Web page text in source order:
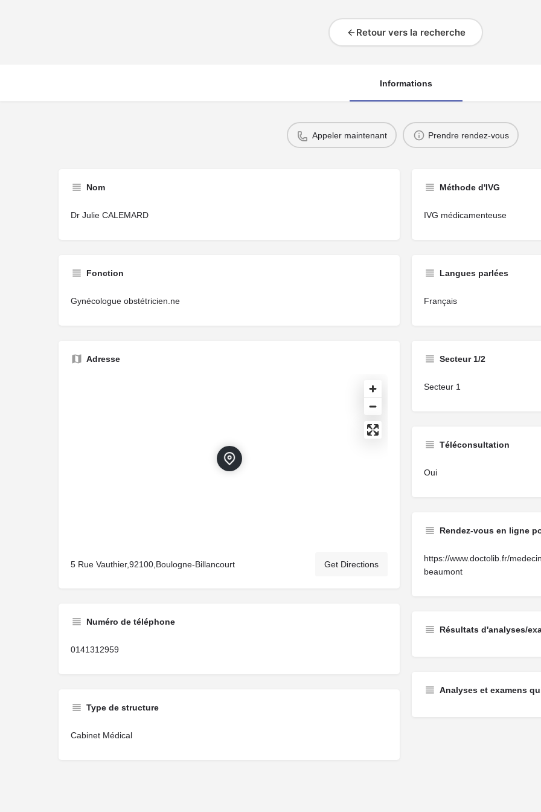
Retour vers la recherche
Informations
Appeler maintenant Prendre rendez-vous
Nom
Dr Julie CALEMARD
Fonction
Gynécologue obstétricien.ne
Adresse
5 Rue Vauthier,92100,Boulogne-Billancourt Get Directions
Numéro de téléphone
0141312959
Type de structure
Cabinet Médical
Méthode d'IVG
IVG médicamenteuse
Langues parlées
Français
Secteur 1/2
Secteur 1
Téléconsultation
Oui
Rendez-vous en ligne
https://www.doctolib.fr/
beaumont
Résultats d'analyses/
Analyses et examens